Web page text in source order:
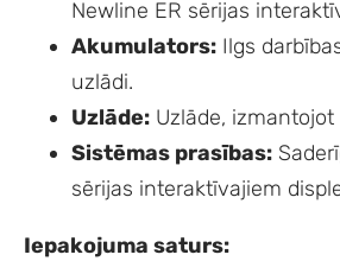
Newline ER sērijas
Akumulators: Ilgs
uzlādi.
Uzlāde: Uzlāde, izmantojot
Sistēmas prasības:
sērijas interaktīvajiem
Iepakojuma saturs: